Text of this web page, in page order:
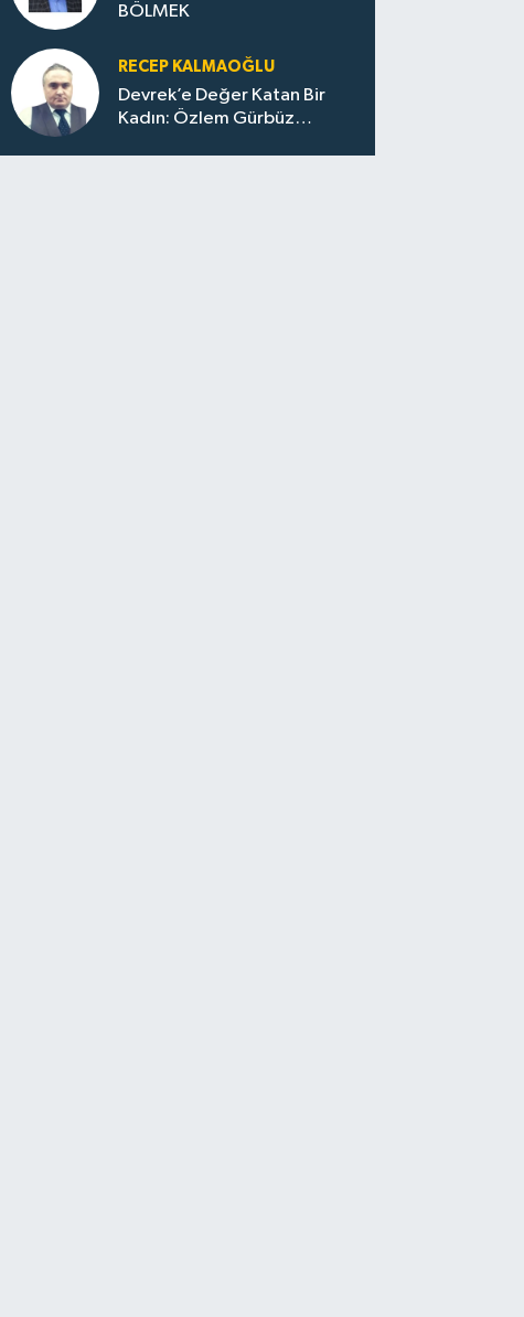
BÖLMEK
RECEP KALMAOĞLU
Devrek’e Değer Katan Bir
Kadın: Özlem Gürbüz